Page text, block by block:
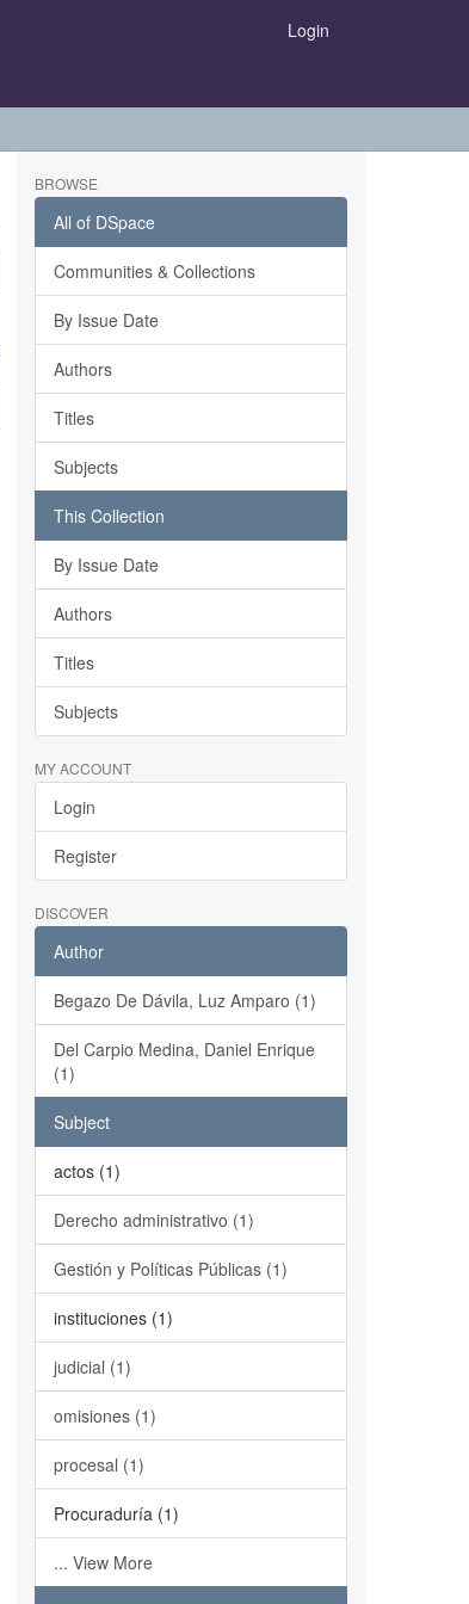
Login
BROWSE
All of DSpace
Communities & Collections
By Issue Date
Authors
Titles
Subjects
This Collection
By Issue Date
Authors
Titles
Subjects
MY ACCOUNT
Login
Register
DISCOVER
Author
Begazo De Dávila, Luz Amparo (1)
Del Carpio Medina, Daniel Enrique
(1)
Subject
actos (1)
Derecho administrativo (1)
Gestión y Políticas Públicas (1)
instituciones (1)
judicial (1)
omisiones (1)
procesal (1)
Procuraduría (1)
... View More